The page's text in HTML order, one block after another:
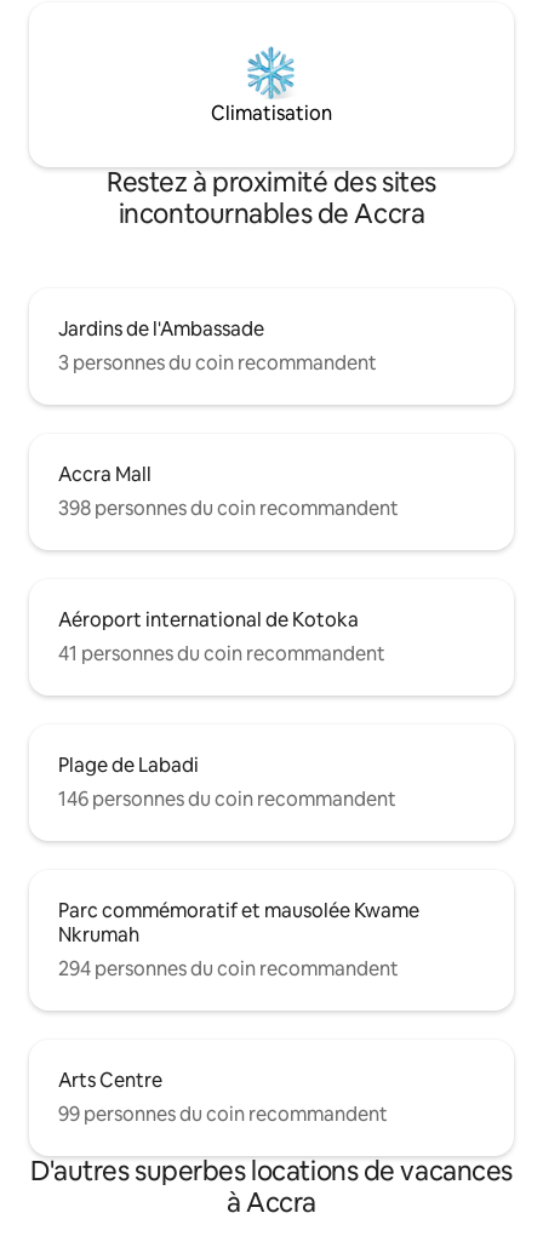
Climatisation
Restez à proximité des sites
incontournables de Accra
Jardins de l'Ambassade
3 personnes du coin recommandent
Accra Mall
398 personnes du coin recommandent
Aéroport international de Kotoka
41 personnes du coin recommandent
Plage de Labadi
146 personnes du coin recommandent
Parc commémoratif et mausolée Kwame
Nkrumah
294 personnes du coin recommandent
Arts Centre
99 personnes du coin recommandent
D'autres superbes locations de vacances
à Accra